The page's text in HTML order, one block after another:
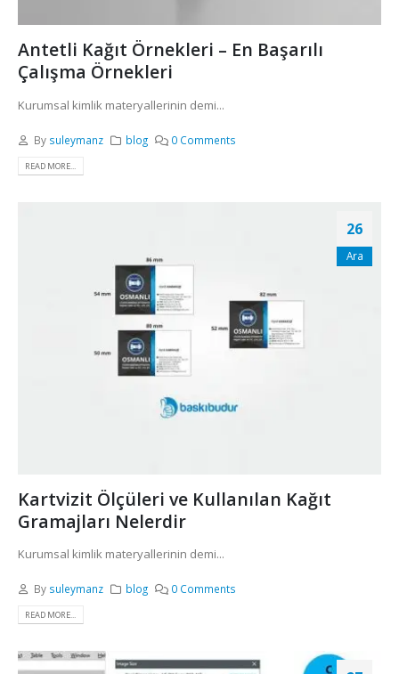
Antetli Kağıt Örnekleri – En Başarılı
Çalışma Örnekleri
Kurumsal kimlik materyallerinin demi...
By suleymanz blog 0 Comments
READ MORE...
26
Ara
Kartvizit Ölçüleri ve Kullanılan Kağıt
Gramajları Nelerdir
Kurumsal kimlik materyallerinin demi...
By suleymanz blog 0 Comments
READ MORE...